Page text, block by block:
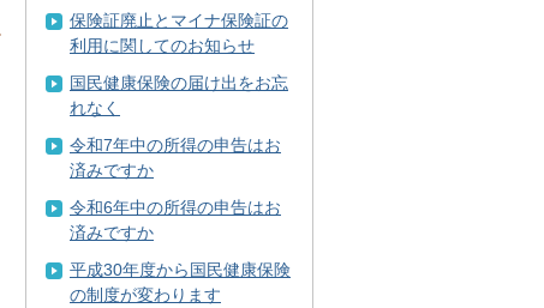
保険証廃止とマイナ保険証の
利用に関してのお知らせ
国民健康保険の届け出をお忘
れなく
令和7年中の所得の申告はお
済みですか
令和6年中の所得の申告はお
済みですか
平成30年度から国民健康保険
の制度が変わります